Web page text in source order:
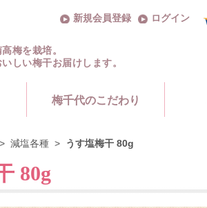
梅を栽培。
しい梅干お届けします。
新規会員登録 ログイン
梅千代のこだわり
> 減塩各種 > うす塩梅干 80g
80g